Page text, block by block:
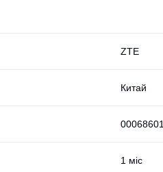
ZTE
Китай
00068601
1 міс